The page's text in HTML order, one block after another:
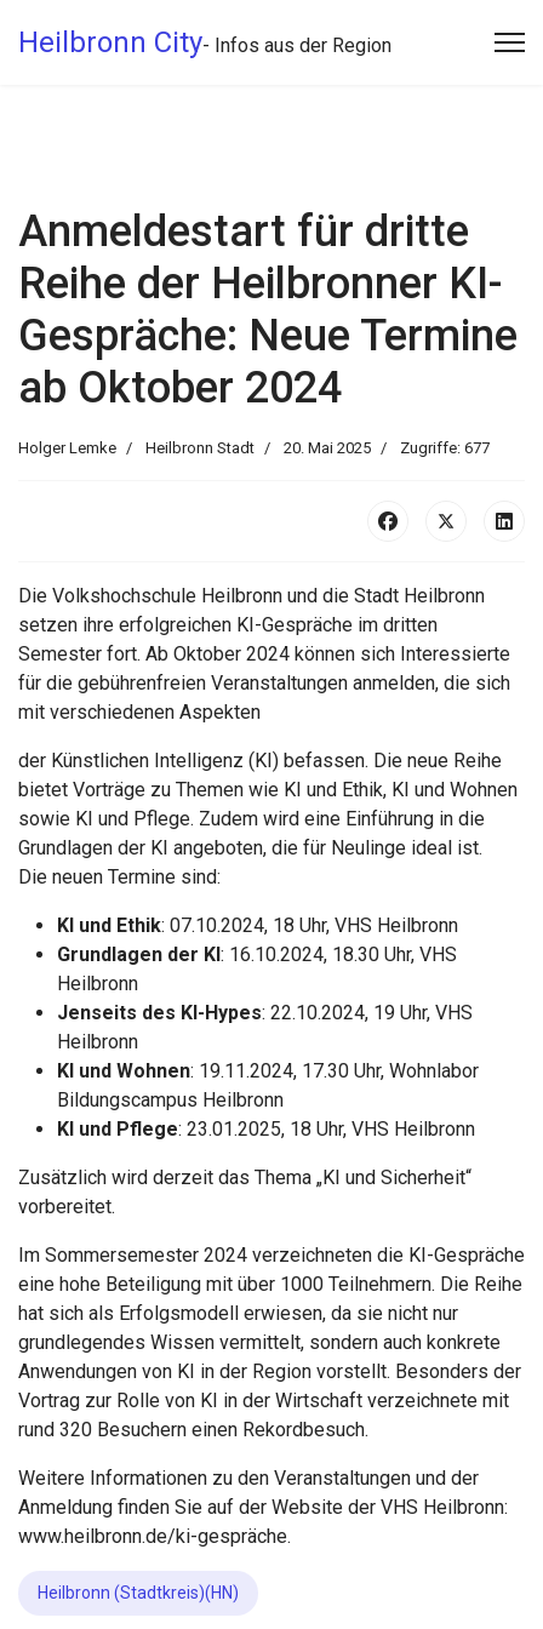
Heilbronn City- Infos aus der Region
Anmeldestart für dritte
Reihe der Heilbronner KI-
Gespräche: Neue Termine
ab Oktober 2024
Holger Lemke Heilbronn Stadt 20. Mai 2025 Zugriffe: 677
Die Volkshochschule Heilbronn und die Stadt Heilbronn
setzen ihre erfolgreichen KI-Gespräche im dritten
Semester fort. Ab Oktober 2024 können sich Interessierte
für die gebührenfreien Veranstaltungen anmelden, die sich
mit verschiedenen Aspekten
der Künstlichen Intelligenz (KI) befassen. Die neue Reihe
bietet Vorträge zu Themen wie KI und Ethik, KI und Wohnen
sowie KI und Pflege. Zudem wird eine Einführung in die
Grundlagen der KI angeboten, die für Neulinge ideal ist.
Die neuen Termine sind:
KI und Ethik: 07.10.2024, 18 Uhr, VHS Heilbronn
Grundlagen der KI: 16.10.2024, 18.30 Uhr, VHS
Heilbronn
Jenseits des KI-Hypes: 22.10.2024, 19 Uhr, VHS
Heilbronn
KI und Wohnen: 19.11.2024, 17.30 Uhr, Wohnlabor
Bildungscampus Heilbronn
KI und Pflege: 23.01.2025, 18 Uhr, VHS Heilbronn
Zusätzlich wird derzeit das Thema „KI und Sicherheit“
vorbereitet.
Im Sommersemester 2024 verzeichneten die KI-Gespräche
eine hohe Beteiligung mit über 1000 Teilnehmern. Die Reihe
hat sich als Erfolgsmodell erwiesen, da sie nicht nur
grundlegendes Wissen vermittelt, sondern auch konkrete
Anwendungen von KI in der Region vorstellt. Besonders der
Vortrag zur Rolle von KI in der Wirtschaft verzeichnete mit
rund 320 Besuchern einen Rekordbesuch.
Weitere Informationen zu den Veranstaltungen und der
Anmeldung finden Sie auf der Website der VHS Heilbronn:
www.heilbronn.de/ki-gespräche.
Heilbronn (Stadtkreis)(HN)